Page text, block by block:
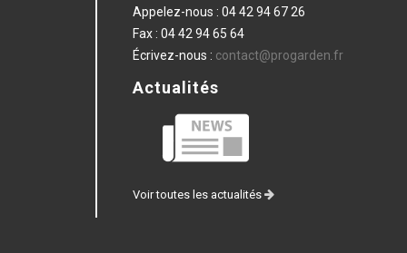
Appelez-nous : 04 42 94 67 26
Fax : 04 42 94 65 64
Écrivez-nous : contact@progarden.fr
Actualités
Voir toutes les actualités